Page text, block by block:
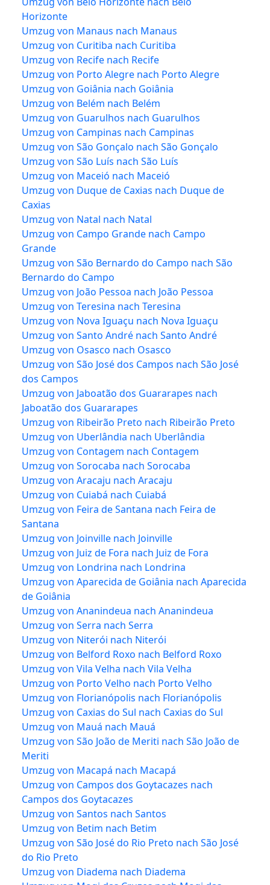
Horizonte
Umzug von Manaus nach Manaus
Umzug von Curitiba nach Curitiba
Umzug von Recife nach Recife
Umzug von Porto Alegre nach Porto Alegre
Umzug von Goiânia nach Goiânia
Umzug von Belém nach Belém
Umzug von Guarulhos nach Guarulhos
Umzug von Campinas nach Campinas
Umzug von São Gonçalo nach São Gonçalo
Umzug von São Luís nach São Luís
Umzug von Maceió nach Maceió
Umzug von Duque de Caxias nach Duque de
Caxias
Umzug von Natal nach Natal
Umzug von Campo Grande nach Campo
Grande
Umzug von São Bernardo do Campo nach São
Bernardo do Campo
Umzug von João Pessoa nach João Pessoa
Umzug von Teresina nach Teresina
Umzug von Nova Iguaçu nach Nova Iguaçu
Umzug von Santo André nach Santo André
Umzug von Osasco nach Osasco
Umzug von São José dos Campos nach São José
dos Campos
Umzug von Jaboatão dos Guararapes nach
Jaboatão dos Guararapes
Umzug von Ribeirão Preto nach Ribeirão Preto
Umzug von Uberlândia nach Uberlândia
Umzug von Contagem nach Contagem
Umzug von Sorocaba nach Sorocaba
Umzug von Aracaju nach Aracaju
Umzug von Cuiabá nach Cuiabá
Umzug von Feira de Santana nach Feira de
Santana
Umzug von Joinville nach Joinville
Umzug von Juiz de Fora nach Juiz de Fora
Umzug von Londrina nach Londrina
Umzug von Aparecida de Goiânia nach Aparecida
de Goiânia
Umzug von Ananindeua nach Ananindeua
Umzug von Serra nach Serra
Umzug von Niterói nach Niterói
Umzug von Belford Roxo nach Belford Roxo
Umzug von Vila Velha nach Vila Velha
Umzug von Porto Velho nach Porto Velho
Umzug von Florianópolis nach Florianópolis
Umzug von Caxias do Sul nach Caxias do Sul
Umzug von Mauá nach Mauá
Umzug von São João de Meriti nach São João de
Meriti
Umzug von Macapá nach Macapá
Umzug von Campos dos Goytacazes nach
Campos dos Goytacazes
Umzug von Santos nach Santos
Umzug von Betim nach Betim
Umzug von São José do Rio Preto nach São José
do Rio Preto
Umzug von Diadema nach Diadema